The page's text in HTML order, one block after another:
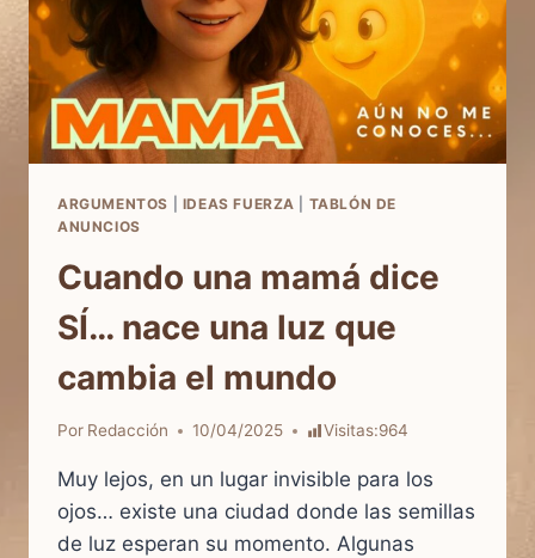
ARGUMENTOS IDEAS FUERZA
TABLÓN DE
ANUNCIOS
Cuando una mamá dice
SÍ… nace una luz que
cambia el mundo
Por Redacción 10/04/2025 Visitas:964
Muy lejos, en un lugar invisible para los
ojos… existe una ciudad donde las semillas
de luz esperan su momento. Algunas